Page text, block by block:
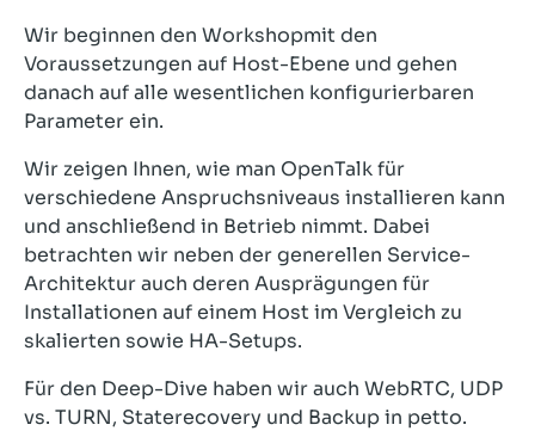
Wir beginnen den Workshopmit den
Voraussetzungen auf Host-Ebene und gehen
danach auf alle wesentlichen konfigurierbaren
Parameter ein.
Wir zeigen Ihnen, wie man OpenTalk für
verschiedene Anspruchsniveaus installieren kann
und anschließend in Betrieb nimmt. Dabei
betrachten wir neben der generellen Service-
Architektur auch deren Ausprägungen für
Installationen auf einem Host im Vergleich zu
skalierten sowie HA-Setups.
Für den Deep-Dive haben wir auch WebRTC, UDP
vs. TURN, Staterecovery und Backup in petto.